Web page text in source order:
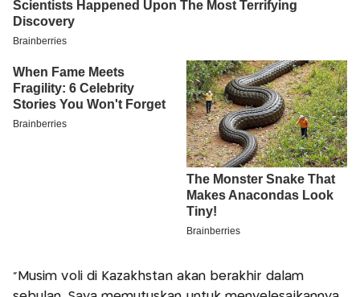
"Musim voli di Kazakhstan akan berakhir dalam